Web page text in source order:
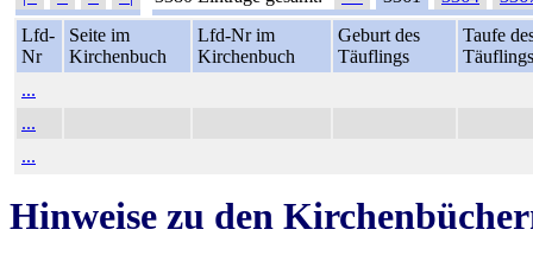
Lfd-
Nr
Seite im
Kirchenbuch
Lfd-Nr im
Kirchenbuch
Geburt des
Täuflings
Taufe
Täuflings
...
...
...
Hinweise zu den